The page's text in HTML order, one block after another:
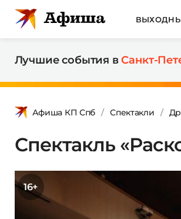
Лучшие события вСанкт-
Афиша КП Спб Спектакли
Спектакль
16+